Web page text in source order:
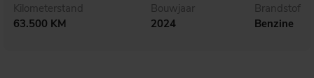
Kilometerstand
63.500 KM
Bouwjaar
2024
Brandstof
Benzine